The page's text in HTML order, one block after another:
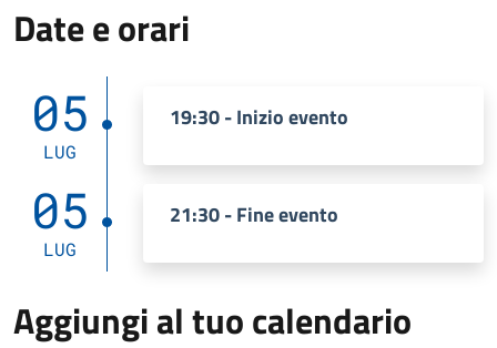
Date e orari
05
LUG
19:30 - Inizio evento
05
LUG
21:30 - Fine evento
Aggiungi al tuo calendario